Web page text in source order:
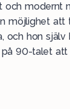
och modernt
möjlighet
och hon
på 90-talet att